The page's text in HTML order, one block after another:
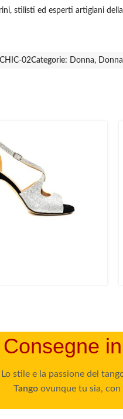
stilisti ed esperti artigiani
02Categorie: Donna, Donna
Consegne
Lo stile e la passione del
Tango ovunque tu sia, con